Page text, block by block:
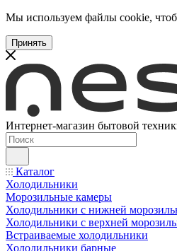
Мы используем файлы cookie,
Принять
Интернет-магазин бытовой
Каталог
Холодильники
Морозильные камеры
Холодильники с нижней
Холодильники с верхней
Встраиваемые холодильники
Холодильники барные